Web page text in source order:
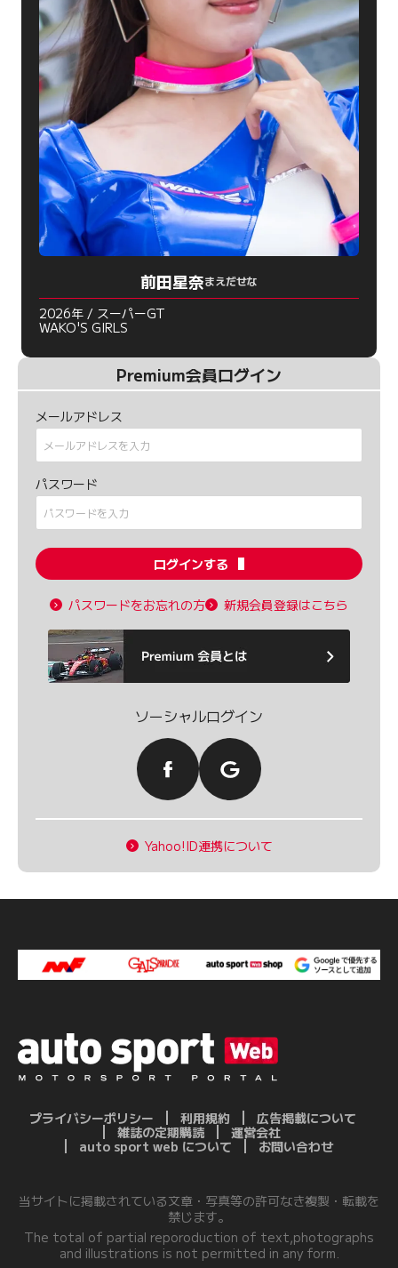
前田星奈まえだせな
2026年 / スーパーGT
WAKO'S GIRLS
Premium会員ログイン
メールアドレス
パスワード
ログインする
パスワードをお忘れの方 新規会員登録はこちら
ソーシャルログイン
Yahoo!ID連携について
プライバシーポリシー 利用規約
広告掲載について
雑誌の定期購読
運営会社
auto sport web について
お問い合わせ
当サイトに掲載されている文章・写真等の許可なき複製・転載を
禁じます。
The total of partial reporoduction of text,photographs
and illustrations is not permitted in any form.